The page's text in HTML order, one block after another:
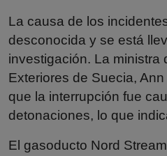
La causa de los
desconocida y se está
investigación. La ministra
Exteriores de Suecia,
que la interrupción fue
detonaciones, lo que
El gasoducto Nord